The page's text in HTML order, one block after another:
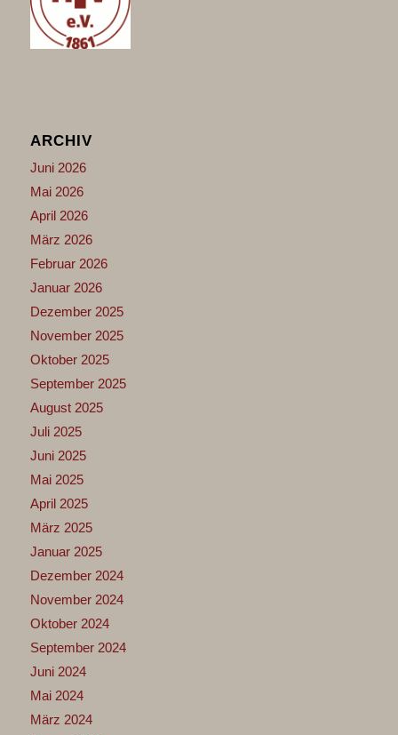
ARCHIV
Juni 2026
Mai 2026
April 2026
März 2026
Februar 2026
Januar 2026
Dezember 2025
November 2025
Oktober 2025
September 2025
August 2025
Juli 2025
Juni 2025
Mai 2025
April 2025
März 2025
Januar 2025
Dezember 2024
November 2024
Oktober 2024
September 2024
Juni 2024
Mai 2024
März 2024